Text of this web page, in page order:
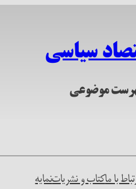
سیاسی
موضوعی
با ماکتاب و نشریاتنمایه